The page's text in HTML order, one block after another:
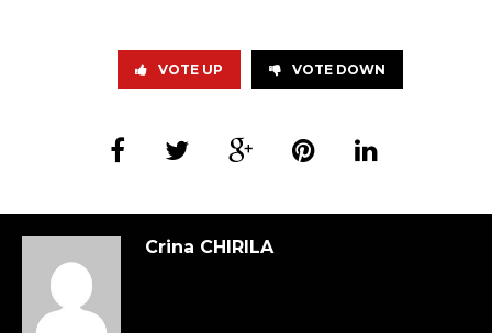
VOTE UP VOTE DOWN
Crina CHIRILA